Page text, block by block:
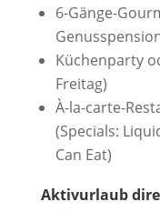
6-Gänge-
Küchenparty
Freitag)
À-la-carte-
(Specials:
Can Eat)
Aktivurlaub